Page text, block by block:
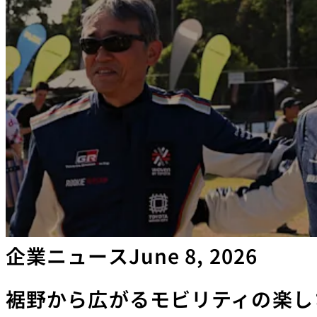
企業ニュースJune 8, 2026
裾野から広がるモビリティの楽